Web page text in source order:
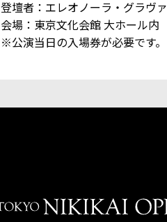
登壇者：エレオノーラ・グラヴ
会場：東京文化会館 大ホール内
※公演当日の入場券が必要です